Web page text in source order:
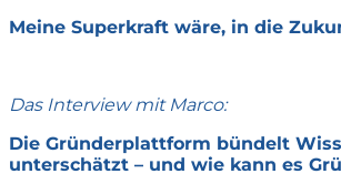
Meine Superkraft wäre, in die
Das Interview mit Marco:
Die Gründerplattform bündelt
unterschätzt – und wie kann es